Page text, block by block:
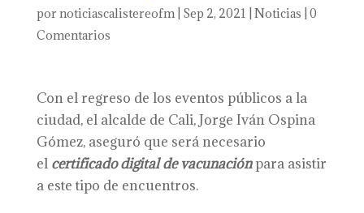
por noticiascalistereofm| Sep 2, 2021 Noticias 0
Comentarios
Con el regreso de los eventos públicos a la
ciudad, el alcalde de Cali, Jorge Iván Ospina
Gómez, aseguró que será necesario
el certificado digital de vacunaciónpara asistir
a este tipo de encuentros.